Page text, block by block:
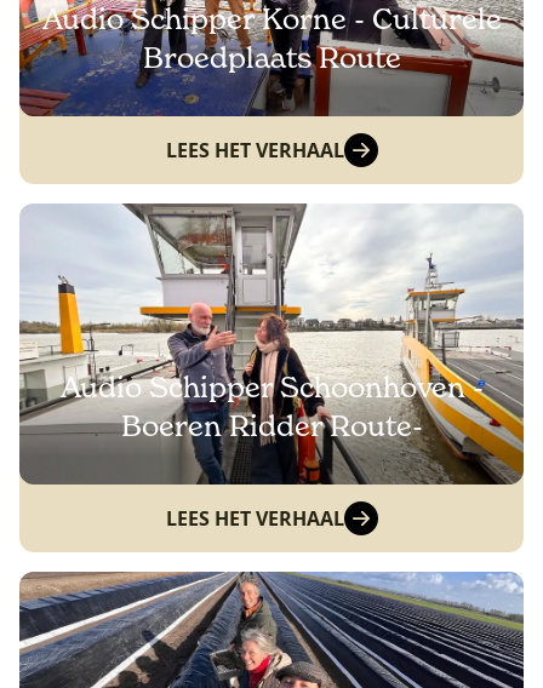
Audio Schipper Korne - Culturele
Broedplaats Route
LEES HET VERHAAL
Audio Schipper Schoonhoven -
Boeren Ridder Route-
LEES HET VERHAAL